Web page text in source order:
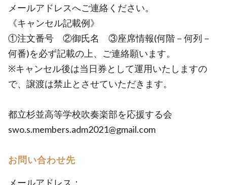
メールアドレスへご連絡ください。
《キャンセル記載例》
①注文番号 ②御氏名 ③座席情報(何階－何列－
何番)を必ず記載の上、ご連絡願います。
※キャンセル後は当日券として運用いたしますの
で、譲渡は禁止とさせていただきます。
都立杉並高等学校吹奏楽部を応援する会
swo.s.members.adm2021@gmail.com
お問い合わせ先
メールアドレス：